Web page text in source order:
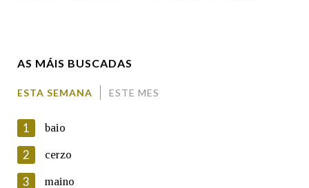
Comentario
AS MÁIS BUSCADAS
ESTA SEMANA ESTE MES
1 baio
2 cerzo
3 maino